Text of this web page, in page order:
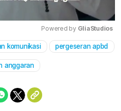
Mute
Powered by GliaStudios
komunikasi pergeseran apbd
anggaran